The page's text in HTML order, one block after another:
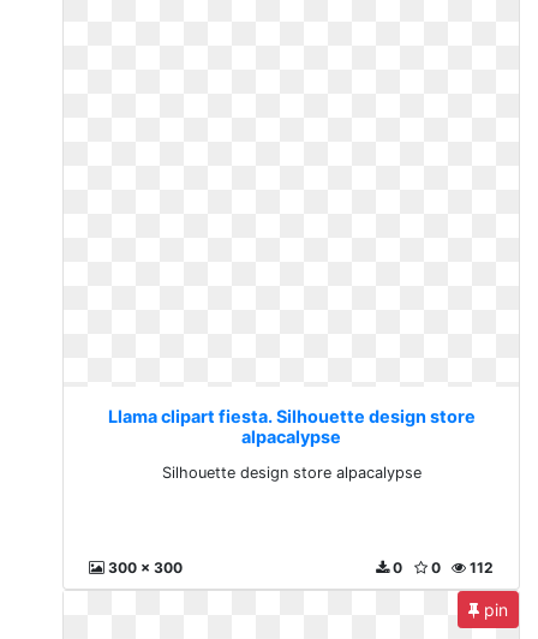
Llama clipart fiesta. Silhouette design store
alpacalypse
Silhouette design store alpacalypse
300 x 300 112
0
0
pin